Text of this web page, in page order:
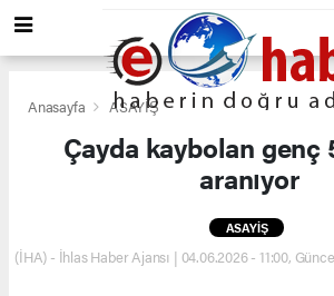
Anasayfa ASAYİŞ
Çayda kaybolan genç
aranıyor
ASAYİŞ
(İHA) - İhlas Haber Ajansı | 04.06.2026 - 11:00,